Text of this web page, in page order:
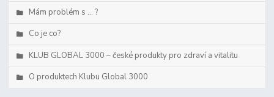
Mám problém s ... ?
Co je co?
KLUB GLOBAL 3000 – české produkty pro zdraví a vitalitu
O produktech Klubu Global 3000